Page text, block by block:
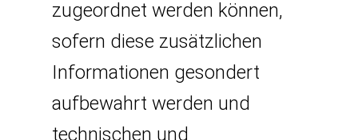
zugeordnet werden können,
sofern diese zusätzlichen
Informationen gesondert
aufbewahrt werden und
technischen und